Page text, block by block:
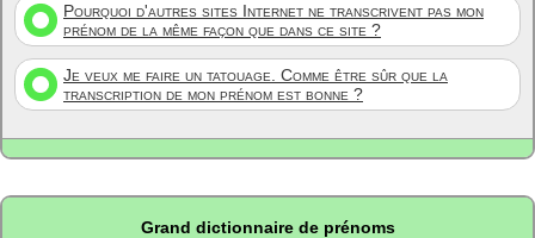
Pourquoi d'autres sites Internet ne transcrivent pas mon
prénom de la même façon que dans ce site ?
Je veux me faire un tatouage. Comme être sûr que la
transcription de mon prénom est bonne ?
Grand dictionnaire de prénoms